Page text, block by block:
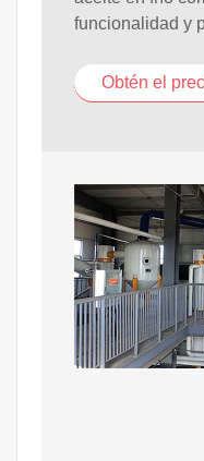
funcionalidad y
Obtén el